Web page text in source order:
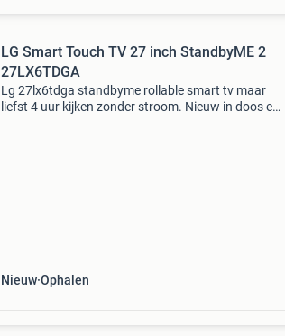
LG Smart Touch TV 27 inch StandbyME 2
27LX6TDGA
Lg 27lx6tdga standbyme rollable smart tv maar
liefst 4 uur kijken zonder stroom. Nieuw in doos en
Nieuw Ophalen